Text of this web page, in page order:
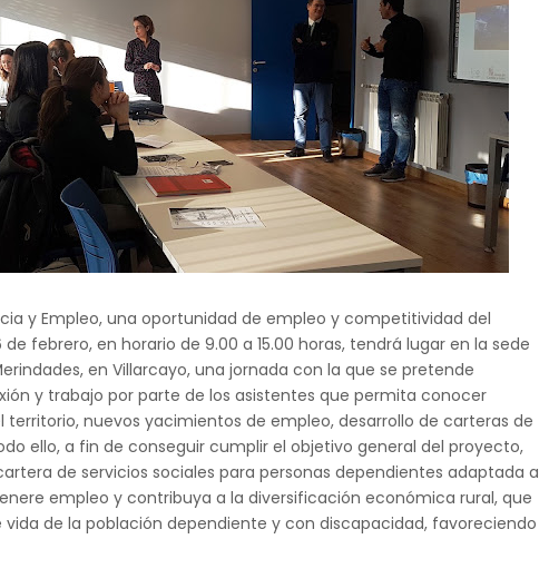
y Empleo, una oportunidad de empleo y competitividad del
febrero, en horario de 9.00 a 15.00 horas, tendrá lugar en la sede
en Villarcayo, una jornada con la que se pretende
y trabajo por parte de los asistentes que permita conocer
nuevos yacimientos de empleo, desarrollo de carteras de
ello, a fin de conseguir cumplir el objetivo general del proyecto,
de servicios sociales para personas dependientes adaptada a
empleo y contribuya a la diversificación económica rural, que
de la población dependiente y con discapacidad, favoreciendo